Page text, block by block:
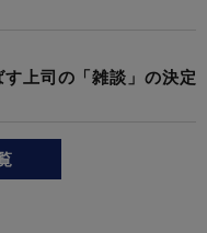
上司の「雑談」の決定